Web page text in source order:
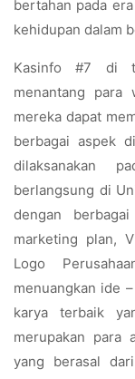
bertahan pada
kehidupan dalam
Kasinfo #7 di
menantang para
mereka dapat
berbagai aspek
dilaksanakan
berlangsung di
dengan
marketing plan,
Logo
menuangkan ide
karya terbaik
merupakan para
yang berasal